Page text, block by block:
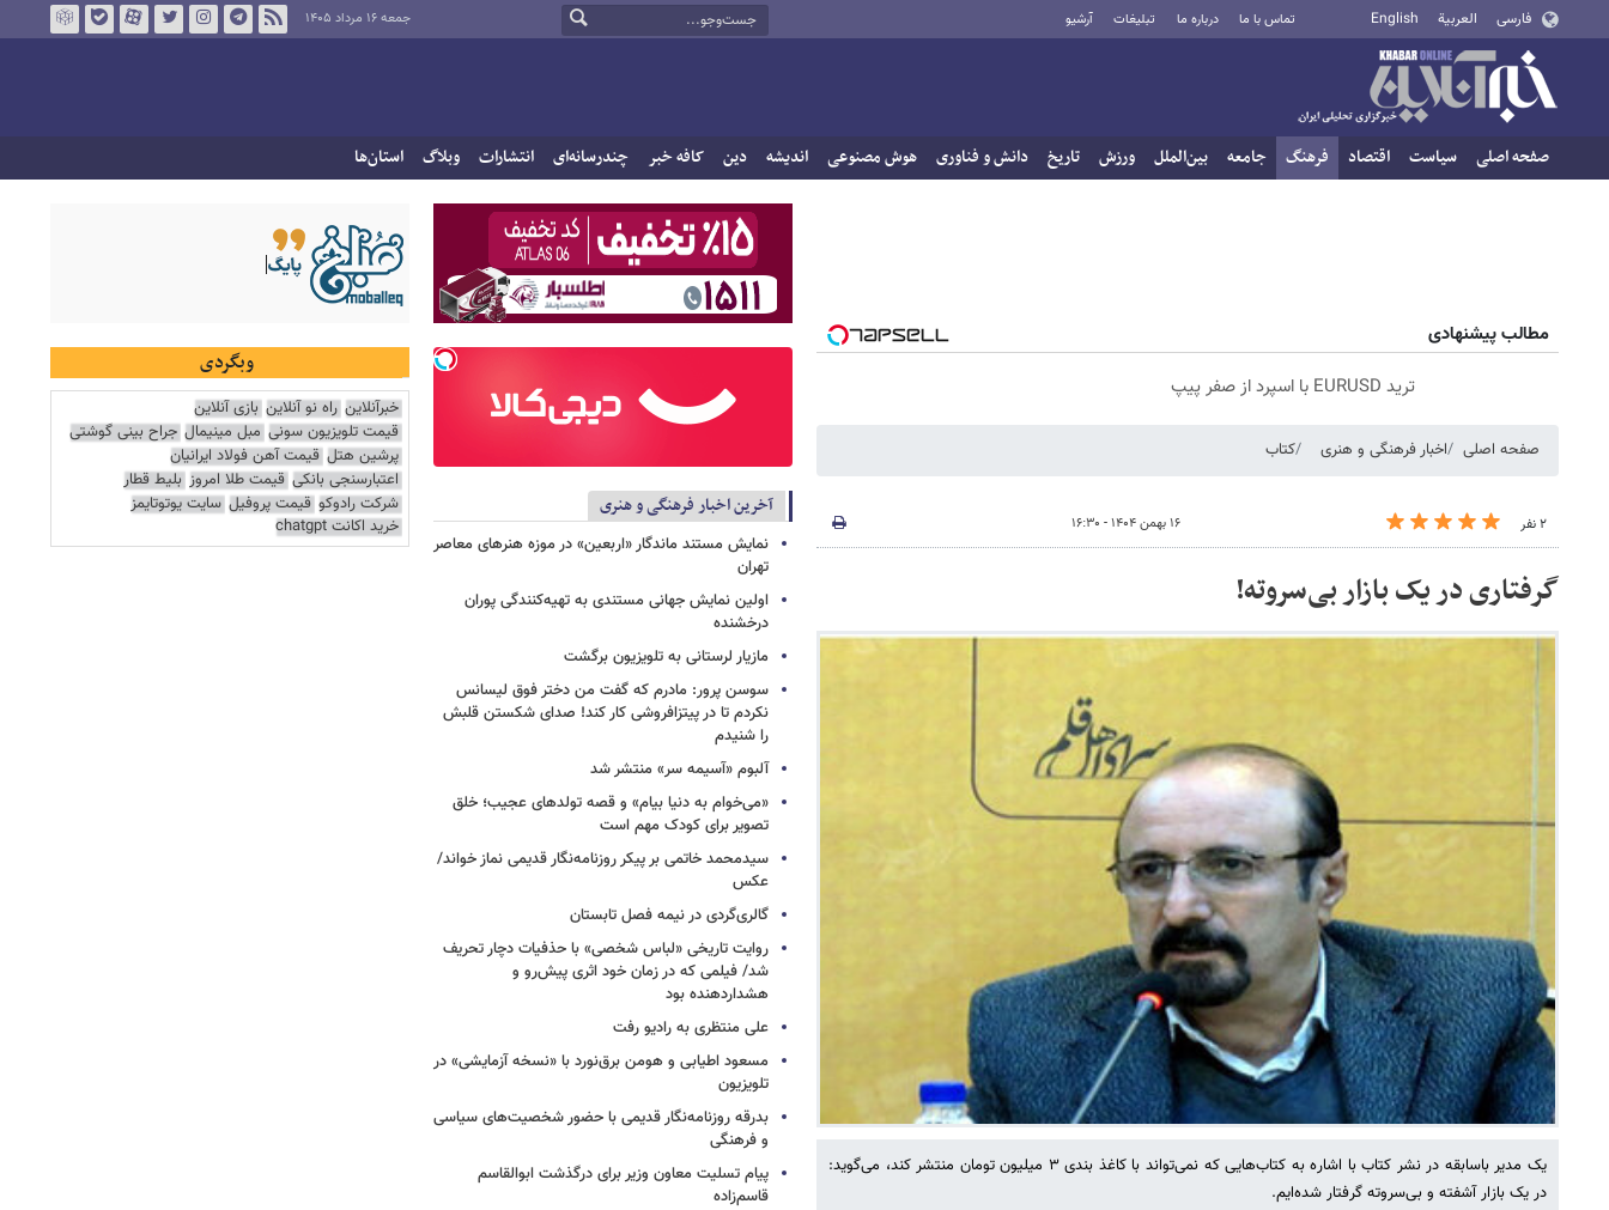
فارسی العربية English تماس با ما درباره ما تبلیغات آرشیو جمعه ۱۶ مرداد ۱۴۰۵
صفحه اصلی سیاست اقتصاد فرهنگ جامعه بین‌الملل ورزش تاریخ دانش و فناوری هوش مصنوعی اندیشه دین کافه خبر چندرسانه‌ای انتشارات وبلاگ استان‌ها
مطالب پیشنهادی
ترید EURUSD با اسپرد از صفر پیپ
صفحه اصلی اخبار فرهنگی و هنری کتاب
۲ نفر ۱۶ بهمن ۱۴۰۴ - ۱۶:۳۰
گرفتاری در یک بازار بی‌سروته!
یک مدیر باسابقه در نشر کتاب با اشاره به کتاب‌هایی که نمی‌تواند با کاغذ بندی ۳ میلیون تومان منتشر کند، می‌گوید:
در یک بازار آشفته و بی‌سروته گرفتار شده‌ایم.
آخرین اخبار فرهنگی و هنری
نمایش مستند ماندگار «اربعین» در موزه هنرهای معاصر
تهران
اولین نمایش جهانی مستندی به تهیه‌کنندگی پوران
درخشنده
مازیار لرستانی به تلویزیون برگشت
سوسن پرور: مادرم که گفت من دختر فوق‌ لیسانس
نکردم تا در پیتزافروشی کار کند! صدای شکستن قلبش
را شنیدم
آلبوم «آسیمه سر» منتشر شد
«می‌خوام به دنیا بیام» و قصه تولدهای عجیب؛ خلق
تصویر برای کودک مهم است
سیدمحمد خاتمی بر پیکر روزنامه‌نگار قدیمی نماز خواند/
عکس
گالری‌گردی در نیمه فصل تابستان
روایت تاریخی «لباس شخصی» با حذفیات دچار تحریف
شد/ فیلمی که در زمان خود اثری پیش‌رو و
هشداردهنده بود
علی منتظری به رادیو رفت
مسعود اطیابی و هومن برق‌نورد با «نسخه آزمایشی» در
تلویزیون
بدرقه روزنامه‌نگار قدیمی با حضور شخصیت‌های سیاسی
و فرهنگی
پیام تسلیت معاون وزیر برای درگذشت ابوالقاسم
قاسم‌زاده
وبگردی
خبرآنلاین راه نو آنلاین بازی آنلاین
قیمت تلویزیون سونی مبل مینیمال جراح بینی گوشتی
پرشین هتل قیمت آهن فولاد ایرانیان
اعتبارسنجی بانکی قیمت طلا امروز بلیط قطار
شرکت رادوکو قیمت پروفیل سایت یوتوتایمز
خرید اکانت chatgpt